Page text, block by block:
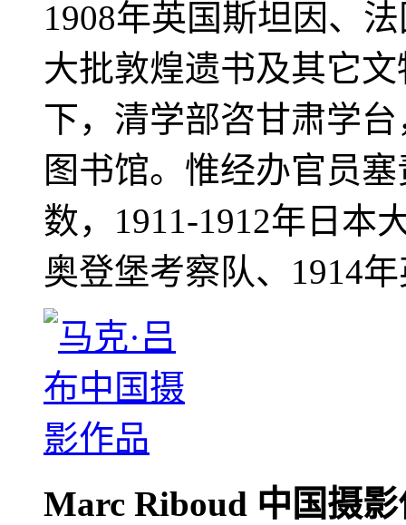
1908年英国斯坦因、
大批敦煌遗书及其它
下，清学部咨甘肃学
图书馆。惟经办官员
数，1911-1912年日本
奥登堡考察队、1914
Marc Riboud 中国摄